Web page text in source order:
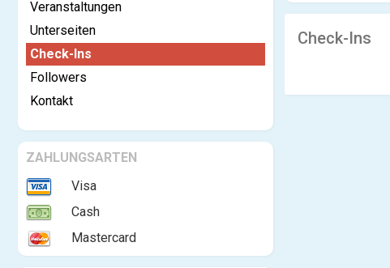
Veranstaltungen
Unterseiten
Check-Ins
Followers
Kontakt
ZAHLUNGSARTEN
Visa
Cash
Mastercard
Check-Ins